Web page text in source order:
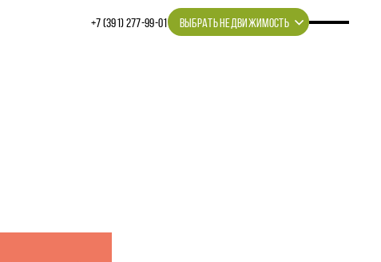
+7 (391) 277‒99‒01 ВЫБРАТЬ НЕДВИЖИМОСТЬ